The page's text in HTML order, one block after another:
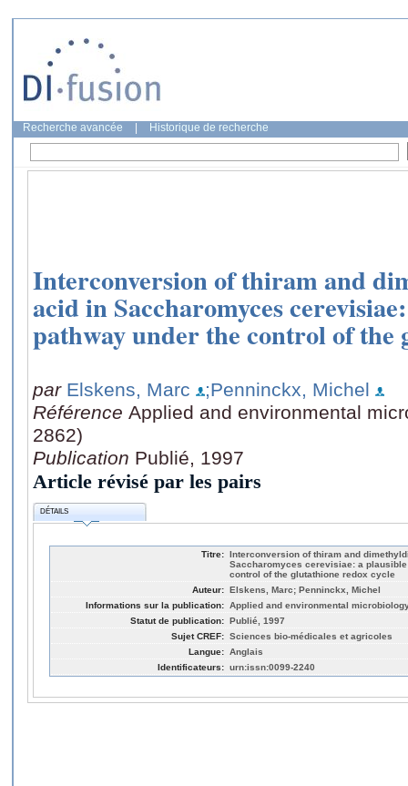
Recherche avancée Historique de recherche
Interconversion of thiram and
acid in Saccharomyces
pathway under the control of the
par Elskens, Marc
;Penninckx, Michel
Référence Applied and environmental
2862)
Publication Publié, 1997
Article révisé par les pairs
DÉTAILS
Titre: Interconversion of thiram and
Saccharomyces cerevisiae: a
control of the glutathione redox cycle
Auteur: Elskens, Marc; Penninckx, Michel
Informations sur la publication: Applied and environmental
Statut de publication: Publié, 1997
Sujet CREF: Sciences bio-médicales et agricoles
Langue: Anglais
Identificateurs: urn:issn:0099-2240